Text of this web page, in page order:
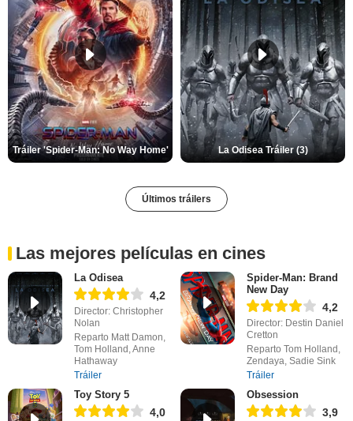
Tráiler 'Spider-Man: No Way Home' La Odisea Tráiler (3)
Últimos tráilers
Las mejores películas en cines
La Odisea
4,2
Director: Christopher
Nolan
Reparto Matt Damon,
Tom Holland, Anne
Hathaway
Tráiler
Spider-Man: Brand
New Day
4,2
Director: Destin Daniel
Cretton
Reparto Tom Holland,
Zendaya, Sadie Sink
Tráiler
Toy Story 5
4,0
Obsession
3,9